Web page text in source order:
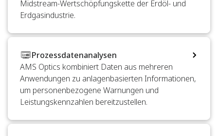
Midstream-Wertschöpfungskette der Erdöl- und
Erdgasindustrie.
Prozessdatenanalysen
AMS Optics kombiniert Daten aus mehreren
Anwendungen zu anlagenbasierten Informationen,
um personenbezogene Warnungen und
Leistungskennzahlen bereitzustellen.